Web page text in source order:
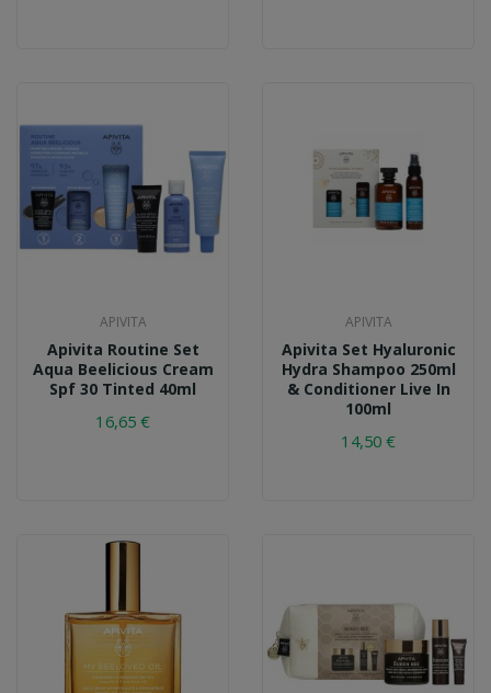
APIVITA
Apivita Routine Set
Aqua Beelicious Cream
Spf 30 Tinted 40ml
16,65 €
APIVITA
Apivita Set Hyaluronic
Hydra Shampoo 250ml
& Conditioner Live In
100ml
14,50 €